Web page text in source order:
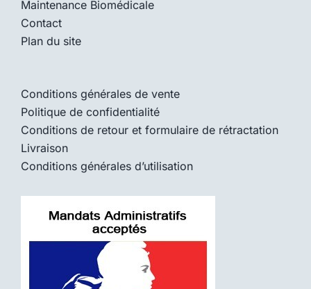
Maintenance Biomédicale
Contact
Plan du site
Conditions générales de vente
Politique de confidentialité
Conditions de retour et formulaire de rétractation
Livraison
Conditions générales d’utilisation